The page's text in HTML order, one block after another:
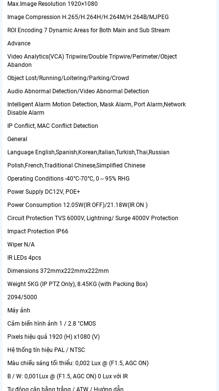
Max.Image Resolution 1920×1080
Image Compression H.265/H.264H/H.264M/H.264B/MJPEG
ROI Encoding 7 Dynamic Areas for Both Main and Sub Stream
Advance
Video Analytics(VCA) Tripwire/Double Tripwire/Perimeter/Object
Abandon
Object Lost/Running/Loitering/Parking/Crowd
Audio Abnormal Detection/Video Abnormal Detection
Intelligent Alarm Motion Detection, Mask Alarm, Port Alarm,Network
Disable Alarm
IP Conflict, MAC Conflict Detection
General
Language English,Spanish,Korean,Italian,Turkish,Thai,Russian
Polish,French,Traditional Chinese,Simplified Chinese
Operating Conditions -40°C-70°C, 0～95% RHG
Power Supply DC12V, POE+
Power Consumption 12.05W(IR OFF)/21.18W(IR ON )
Circuit Protection TVS 6000V, Lightning/ Surge 4000V Protection
Impact Protection
IP66
Wiper N/A
IR LEDs 4pcs
Dimensions 372mmx222mmx222mm
Weight 5KG (IP PTZ Only), 8.45KG (with Packing Box)
2094/5000
Máy ảnh
Cảm biến hình ảnh 1 / 2.8 "CMOS
Pixels hiệu quả 1920 (H) x1080 (V)
Hệ thống tín hiệu PAL / NTSC
Màu chiếu sáng tối thiểu: 0,002 Lux @ (F1.5, AGC ON)
B / W: 0,001Lux @ (F1.5, AGC ON) 0 Lux với IR
Tự động cân bằng trắng / ATW / Hướng dẫn